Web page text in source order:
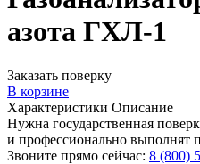
азота ГХЛ-1
Заказать поверку
В корзине
Характеристики Описание
Нужна государственная
и профессионально выполнят
Звоните прямо сейчас: 8 (800)